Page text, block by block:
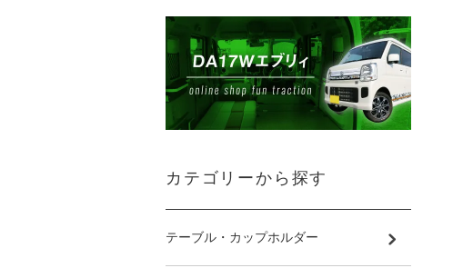
カテゴリーから探す
テーブル・カップホルダー